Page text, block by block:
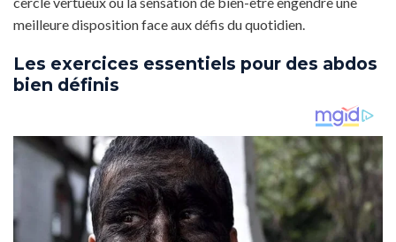
meilleure disposition face aux défis du quotidien.
Les exercices essentiels pour des abdos
bien définis